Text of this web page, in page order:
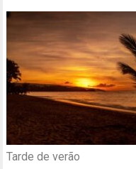
Tarde de verão